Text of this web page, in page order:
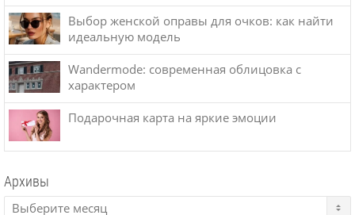
Выбор женской оправы для очков: как найти
идеальную модель
Wandermode: современная облицовка с
характером
Подарочная карта на яркие эмоции
Архивы